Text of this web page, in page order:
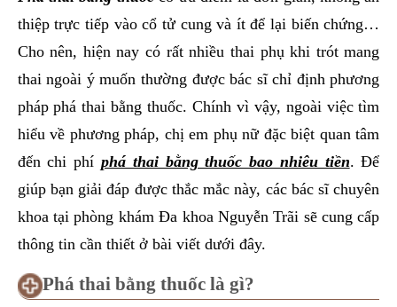
thiệp trực tiếp vào cổ tử cung và ít để lại biến chứng…
Cho nên, hiện nay có rất nhiều thai phụ khi trót mang
thai ngoài ý muốn thường được bác sĩ chỉ định phương
pháp phá thai bằng thuốc. Chính vì vậy, ngoài việc tìm
hiểu về phương pháp, chị em phụ nữ đặc biệt quan tâm
đến chi phí phá thai bằng thuốc bao nhiêu tiền. Để
giúp bạn giải đáp được thắc mắc này, các bác sĩ chuyên
khoa tại phòng khám Đa khoa Nguyễn Trãi sẽ cung cấp
thông tin cần thiết ở bài viết dưới đây.
Phá thai bằng thuốc là gì?